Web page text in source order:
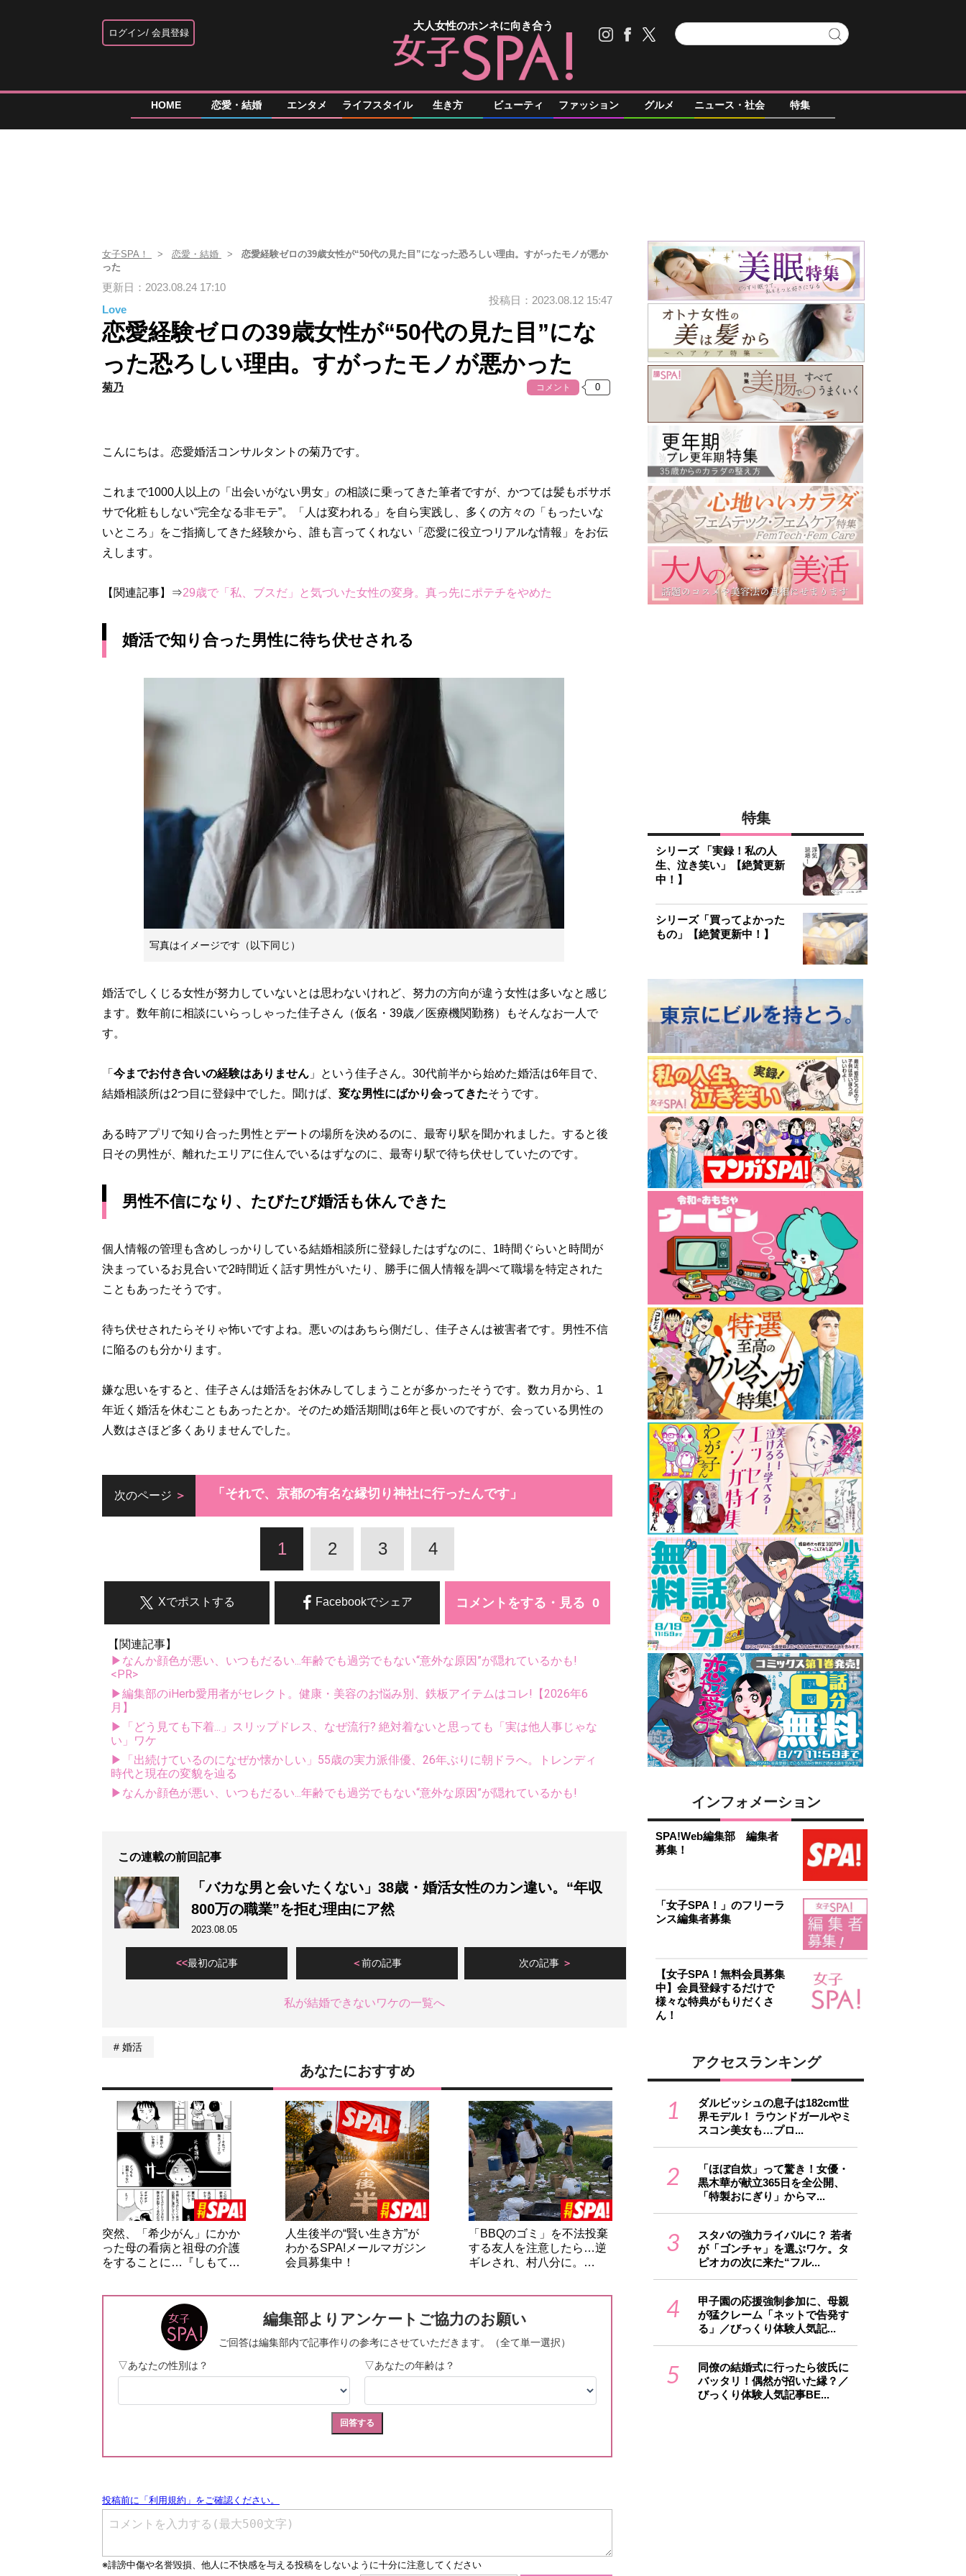
ログイン 会員登録
大人女性のホンネに向き合う
HOME 恋愛・結婚 エンタメ ライフスタイル 生き方 ビューティ ファッション グルメ ニュース・社会 特集
女子SPA！ 恋愛・結婚
恋愛経験ゼロの39歳女性が“50代の見た目”になった恐ろしい理由。すがったモノが悪か
った
更新日：2023.08.24 17:10
Love
投稿日：2023.08.12 15:47
恋愛経験ゼロの39歳女性が“50代の見た目”にな
った恐ろしい理由。すがったモノが悪かった
菊乃 コメント
こんにちは。恋愛婚活コンサルタントの菊乃です。
これまで1000人以上の「出会いがない男女」の相談に乗ってきた筆者ですが、かつては髪もボサボ
サで化粧もしない“完全なる非モテ”。「人は変われる」を自ら実践し、多くの方々の「もったいな
いところ」をご指摘してきた経験から、誰も言ってくれない「恋愛に役立つリアルな情報」をお伝
えします。
【関連記事】⇒29歳で「私、ブスだ」と気づいた女性の変身。真っ先にポテチをやめた
婚活で知り合った男性に待ち伏せされる
写真はイメージです（以下同じ）
婚活でしくじる女性が努力していないとは思わないけれど、努力の方向が違う女性は多いなと感じ
ます。数年前に相談にいらっしゃった佳子さん（仮名・39歳／医療機関勤務）もそんなお一人で
す。
「 今までお付き合いの経験はありません 」という佳子さん。30代前半から始めた婚活は6年目で、
結婚相談所は2つ目に登録中でした。聞けば、 変な男性にばかり会ってきたそうです。
ある時アプリで知り合った男性とデートの場所を決めるのに、最寄り駅を聞かれました。すると後
日その男性が、離れたエリアに住んでいるはずなのに、最寄り駅で待ち伏せしていたのです。
男性不信になり、たびたび婚活も休んできた
個人情報の管理も含めしっかりしている結婚相談所に登録したはずなのに、1時間ぐらいと時間が
決まっているお見合いで2時間近く話す男性がいたり、勝手に個人情報を調べて職場を特定された
こともあったそうです。
待ち伏せされたらそりゃ怖いですよね。悪いのはあちら側だし、佳子さんは被害者です。男性不信
に陥るのも分かります。
嫌な思いをすると、佳子さんは婚活をお休みしてしまうことが多かったそうです。数カ月から、1
年近く婚活を休むこともあったとか。そのため婚活期間は6年と長いのですが、会っている男性の
人数はさほど多くありませんでした。
次のページ 「それで、京都の有名な縁切り神社に行ったんです」
1 2 3 4
コメントをする・見る
Facebookでシェア
Xでポストする
【関連記事】
▶なんか顔色が悪い、いつもだるい...年齢でも過労でもない“意外な原因”が隠れているかも!
<PR>
▶編集部のiHerb愛用者がセレクト。健康・美容のお悩み別、鉄板アイテムはコレ!【2026年6
月】
▶「どう見ても下着...」スリップドレス、なぜ流行? 絶対着ないと思っても「実は他人事じゃな
い」ワケ
▶「出続けているのになぜか懐かしい」55歳の実力派俳優、26年ぶりに朝ドラへ。トレンディ
時代と現在の変貌を辿る
▶なんか顔色が悪い、いつもだるい...年齢でも過労でもない“意外な原因”が隠れているかも!
この連載の前回記事
「バカな男と会いたくない」38歳・婚活女性のカン違い。“年収
800万の職業”を拒む理由にア然
2023.08.05
最初の記事 前の記事 次の記事
私が結婚できないワケの一覧へ
婚活
あなたにおすすめ
突然、「希少がん」にかか
った母の看病と祖母の介護
をすることに…『しもて…
人生後半の“賢い生き方”が
わかるSPA!メールマガジン
会員募集中！
「BBQのゴミ」を不法投棄
する友人を注意したら…逆
ギレされ、村八分に。…
特集
シリーズ 「実録！私の人
生、泣き笑い」【絶賛更新
中！】
シリーズ「買ってよかった
もの」【絶賛更新中！】
インフォメーション
SPA!Web編集部 編集者
募集！
「女子SPA！」のフリーラ
ンス編集者募集
【女子SPA！無料会員募集
中】会員登録するだけで
様々な特典がもりだくさ
ん！
アクセスランキング
1
ダルビッシュの息子は182cm世
界モデル！ ラウンドガールやミ
スコン美女も…プロ...
2
「ほぼ自炊」って驚き！女優・
黒木華が献立365日を全公開、
「特製おにぎり」からマ...
3
スタバの強力ライバルに？ 若者
が「ゴンチャ」を選ぶワケ。タ
ピオカの次に来た“フル...
4
甲子園の応援強制参加に、母親
が猛クレーム「ネットで告発す
る」／びっくり体験人気記...
5
同僚の結婚式に行ったら彼氏に
バッタリ！偶然が招いた縁？／
びっくり体験人気記事BE...